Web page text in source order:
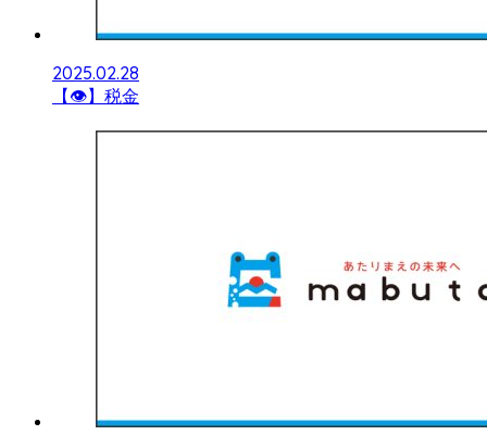
2025.02.28
【👁】税金